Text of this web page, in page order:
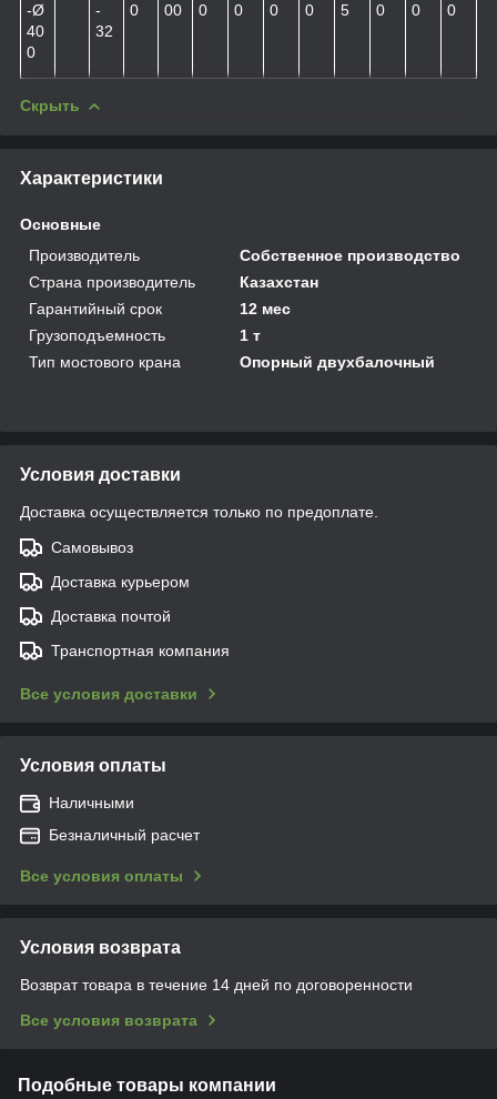
-Ø
40
0
-
32
0
00
0
0
0
0
5
0
0
0
Скрыть
Характеристики
Основные
Производитель
Собственное производство
Страна производитель
Казахстан
Гарантийный срок
12 мес
Грузоподъемность
1 т
Тип мостового крана
Опорный двухбалочный
Условия доставки
Доставка осуществляется только по предоплате.
Самовывоз
Доставка курьером
Доставка почтой
Транспортная компания
Все условия доставки
Условия оплаты
Наличными
Безналичный расчет
Все условия оплаты
Условия возврата
Возврат товара в течение 14 дней по договоренности
Все условия возврата
Подобные товары компании